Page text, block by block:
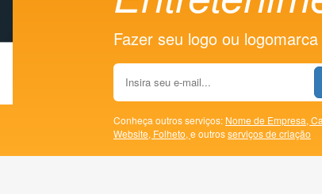
Fazer seu logo ou
Conheça outros serviços: Nome de Empresa,
Website, Folheto, e outrosserviços de criação